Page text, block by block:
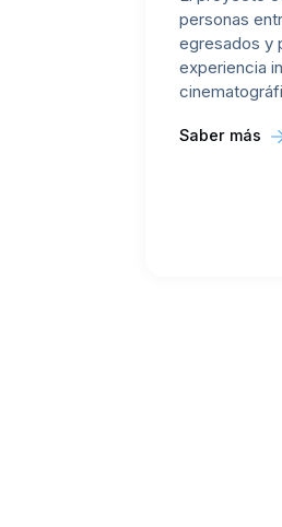
personas
egresados y
experiencia
Saber más